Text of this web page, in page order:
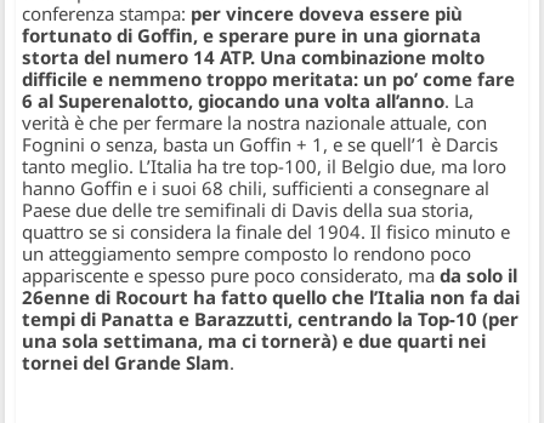
conferenza stampa: per vincere doveva essere più
fortunato di Goffin, e sperare pure in una giornata
storta del numero 14 ATP. Una combinazione molto
difficile e nemmeno troppo meritata: un po’ come fare
6 al Superenalotto, giocando una volta all’anno. La
verità è che per fermare la nostra nazionale attuale, con
Fognini o senza, basta un Goffin + 1, e se quell’1 è Darcis
tanto meglio. L’Italia ha tre top-100, il Belgio due, ma loro
hanno Goffin e i suoi 68 chili, sufficienti a consegnare al
Paese due delle tre semifinali di Davis della sua storia,
quattro se si considera la finale del 1904. Il fisico minuto e
un atteggiamento sempre composto lo rendono poco
appariscente e spesso pure poco considerato, mada solo il
26enne di Rocourt ha fatto quello che l’Italia non fa dai
tempi di Panatta e Barazzutti, centrando la Top-10 (per
una sola settimana, ma ci tornerà) e due quarti nei
tornei del Grande Slam.